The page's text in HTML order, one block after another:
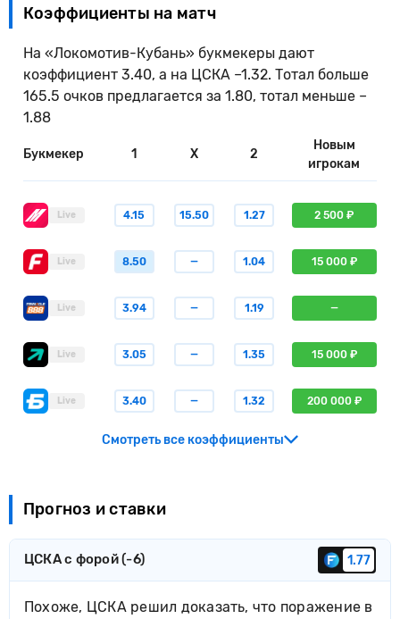
Коэффициенты на матч
На «Локомотив-Кубань» букмекеры дают
коэффициент 3.40, а на ЦСКА –1.32. Тотал больше
165.5 очков предлагается за 1.80, тотал меньше –
1.88
Букмекер 1 X 2
Новым
игрокам
Live 4.15 15.50 1.27 2 500 ₽
Live 8.50 — 1.04 15 000 ₽
Live 3.94 — 1.19 —
Live 3.05 — 1.35 15 000 ₽
Live 3.40 — 1.32 200 000 ₽
Смотреть все коэффициенты
Прогноз и ставки
ЦСКА с форой (-6) 1.77
Похоже, ЦСКА решил доказать, что поражение в